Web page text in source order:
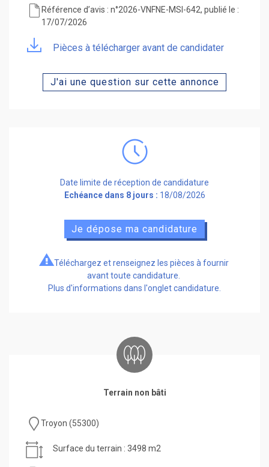
Référence d’avis : n°2026-VNFNE-MSI-642, publié le :
17/07/2026
Pièces à télécharger avant de candidater
J'ai une question sur cette annonce
Date limite de réception de candidature
Echéance dans 8 jours : 18/08/2026
Je dépose ma candidature
Téléchargez et renseignez les pièces à fournir
avant toute candidature.
Plus d'informations dans l'onglet candidature.
Terrain non bâti
Troyon (55300)
Surface du terrain : 3498 m2